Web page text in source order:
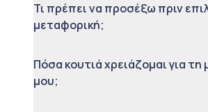
Τι πρέπει να προσέξω πριν
μεταφορική;
Πόσα κουτιά χρειάζομαι για τη
μου;